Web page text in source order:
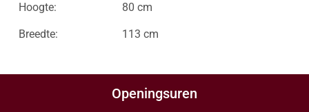
Hoogte: 80 cm
Breedte: 113 cm
Openingsuren